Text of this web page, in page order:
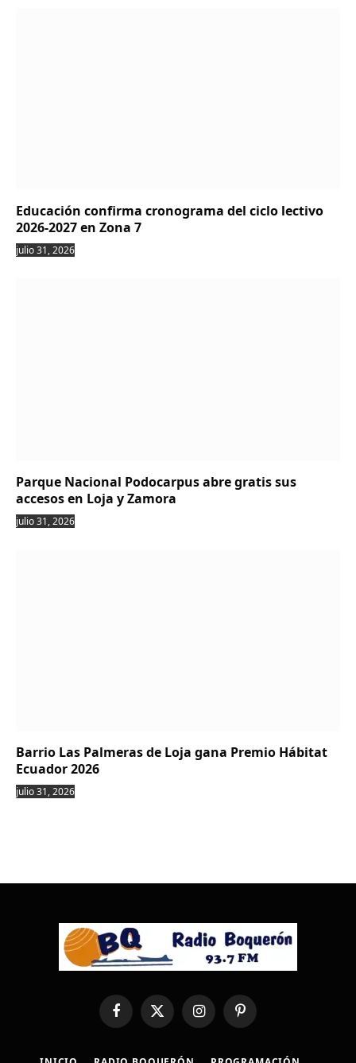
Educación confirma cronograma del ciclo lectivo
2026-2027 en Zona 7
julio 31, 2026
Parque Nacional Podocarpus abre gratis sus
accesos en Loja y Zamora
julio 31, 2026
Barrio Las Palmeras de Loja gana Premio Hábitat
Ecuador 2026
julio 31, 2026
FacebookX
(Twitter)
InstagramPinterest